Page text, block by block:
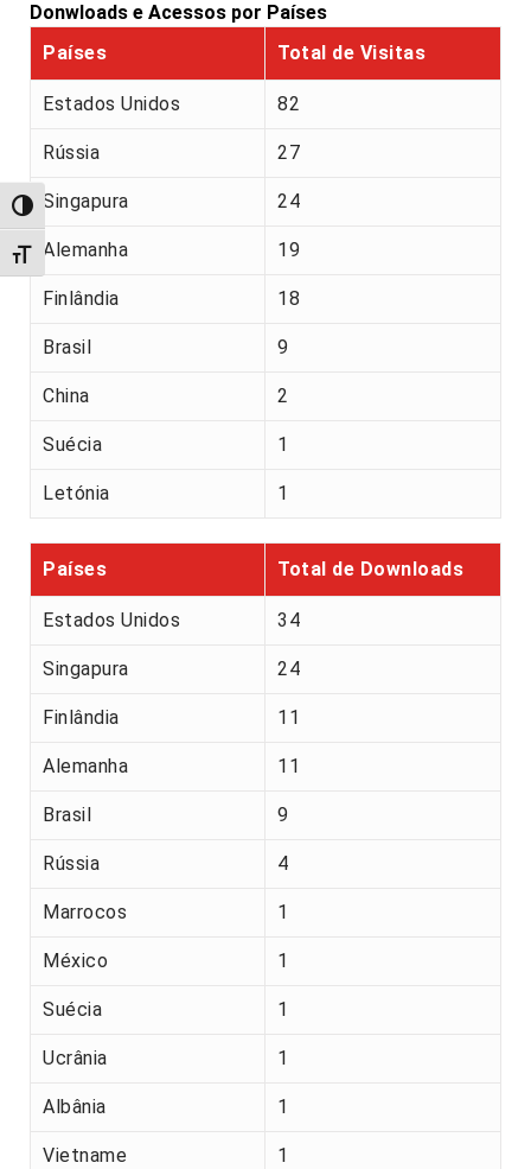
Alternar alto contraste
Alternar tamanho da fonte
Donwloads e Acessos por Países
Países
Total de Visitas
Estados Unidos 82
Rússia 27
Singapura 24
Alemanha 19
Finlândia 18
Brasil 9
China 2
Suécia 1
Letónia 1
Países Total de Downloads
Estados Unidos 34
Singapura 24
Finlândia 11
Alemanha 11
Brasil 9
Rússia 4
Marrocos 1
México 1
Suécia 1
Ucrânia 1
Albânia 1
Vietname 1